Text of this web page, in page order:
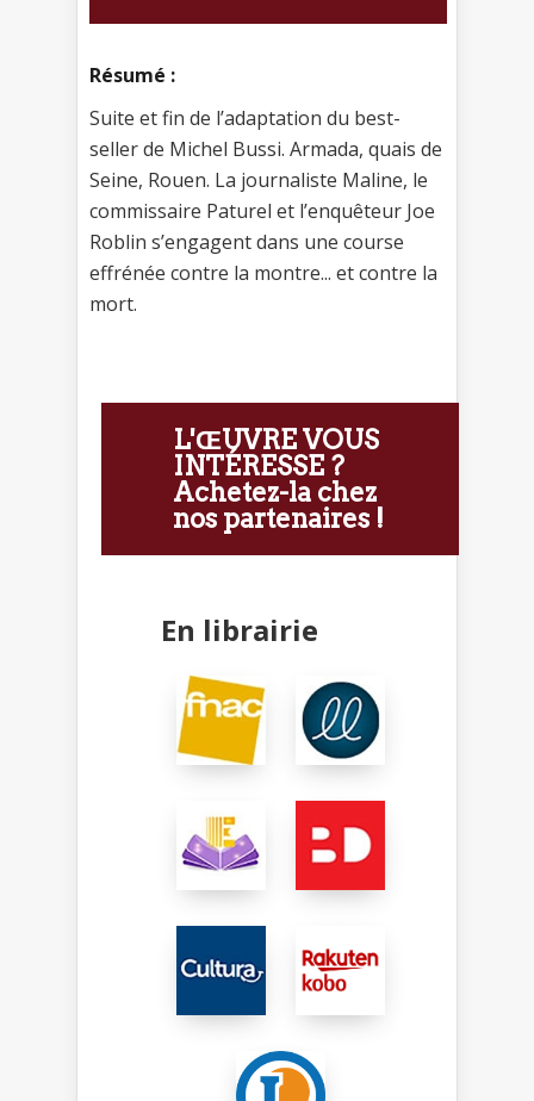
Résumé :
Suite et fin de l’adaptation du best-
seller de Michel Bussi. Armada, quais de
Seine, Rouen. La journaliste Maline, le
commissaire Paturel et l’enquêteur Joe
Roblin s’engagent dans une course
effrénée contre la montre... et contre la
mort.
L'ŒUVRE VOUS
INTÉRESSE ?
Achetez-la chez
nos partenaires !
En librairie